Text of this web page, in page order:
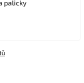
palicky